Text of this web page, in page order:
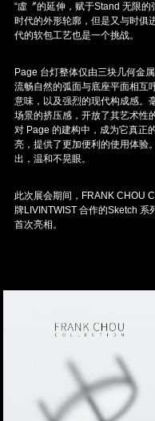
DIALOGUE
项目案例
“虛〞的延伸，赋于Stand 无限
时代的外形轮廓，但是又与时俱
代的软包工艺也是一个挑战。
Page 台灯整体仅由三块几何金
流畅自然的弧面与底座平面相互
意味，以及强烈的现代构成感。
场景的挤压感，开放了其艺术性
对 Page 的建构中，成为它真正
亮，提供了更加便利的使用体验
出，温和不晃眼。
此次展会期间，FRANK CHOU
牌LIVINTWIST 合作的Sketch 系
首次亮相。